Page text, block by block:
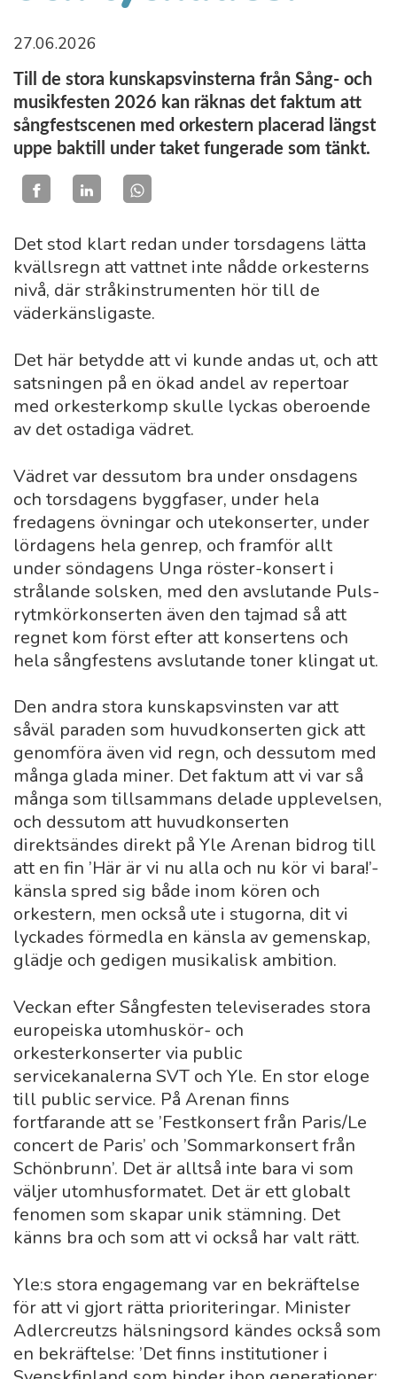
27.06.2026
Till de stora kunskapsvinsterna från Sång- och
musikfesten 2026 kan räknas det faktum att
sångfestscenen med orkestern placerad längst
uppe baktill under taket fungerade som tänkt.
Det stod klart redan under torsdagens lätta
kvällsregn att vattnet inte nådde orkesterns
nivå, där stråkinstrumenten hör till de
väderkänsligaste.
Det här betydde att vi kunde andas ut, och att
satsningen på en ökad andel av repertoar
med orkesterkomp skulle lyckas oberoende
av det ostadiga vädret.
Vädret var dessutom bra under onsdagens
och torsdagens byggfaser, under hela
fredagens övningar och utekonserter, under
lördagens hela genrep, och framför allt
under söndagens Unga röster-konsert i
strålande solsken, med den avslutande Puls-
rytmkörkonserten även den tajmad så att
regnet kom först efter att konsertens och
hela sångfestens avslutande toner klingat ut.
Den andra stora kunskapsvinsten var att
såväl paraden som huvudkonserten gick att
genomföra även vid regn, och dessutom med
många glada miner. Det faktum att vi var så
många som tillsammans delade upplevelsen,
och dessutom att huvudkonserten
direktsändes direkt på Yle Arenan bidrog till
att en fin ’Här är vi nu alla och nu kör vi bara!’-
känsla spred sig både inom kören och
orkestern, men också ute i stugorna, dit vi
lyckades förmedla en känsla av gemenskap,
glädje och gedigen musikalisk ambition.
Veckan efter Sångfesten televiserades stora
europeiska utomhuskör- och
orkesterkonserter via public
servicekanalerna SVT och Yle. En stor eloge
till public service. På Arenan finns
fortfarande att se ’Festkonsert från Paris/Le
concert de Paris’ och ’Sommarkonsert från
Schönbrunn’. Det är alltså inte bara vi som
väljer utomhusformatet. Det är ett globalt
fenomen som skapar unik stämning. Det
känns bra och som att vi också har valt rätt.
Yle:s stora engagemang var en bekräftelse
för att vi gjort rätta prioriteringar. Minister
Adlercreutzs hälsningsord kändes också som
en bekräftelse: ’Det finns institutioner i